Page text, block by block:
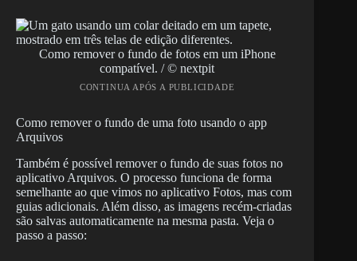
Como remover o fundo de fotos em um iPhone
compatível. / © nextpit
CONTINUA APÓS A PUBLICIDADE
Como remover o fundo de uma foto usando o app
Arquivos
Também é possível remover o fundo de suas fotos no
aplicativo Arquivos. O processo funciona de forma
semelhante ao que vimos no aplicativo Fotos, mas com
guias adicionais. Além disso, as imagens recém-criadas
são salvas automaticamente na mesma pasta. Veja o
passo a passo: